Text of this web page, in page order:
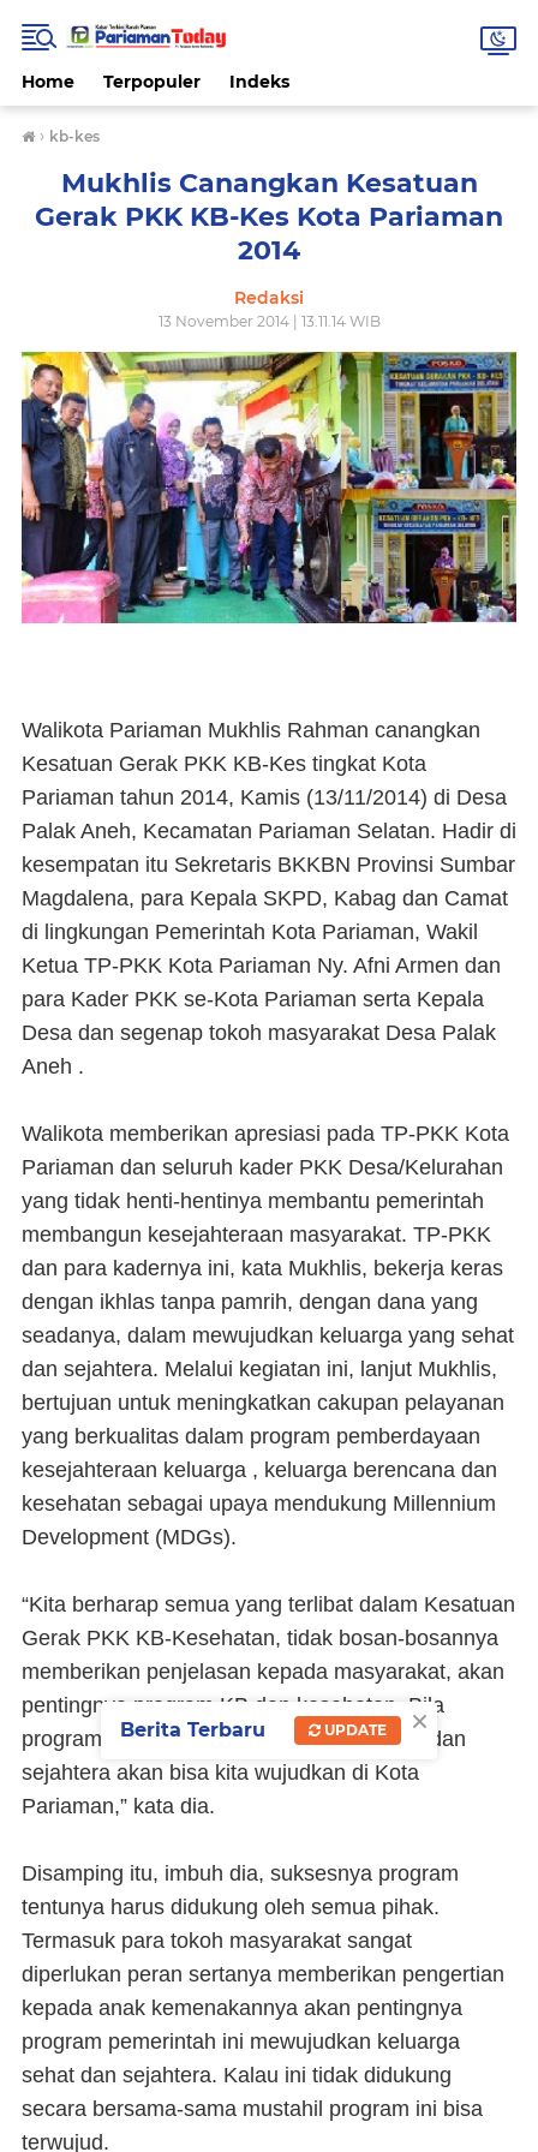
Home Terpopuler Indeks
› kb-kes
Mukhlis Canangkan Kesatuan
Gerak PKK KB-Kes Kota Pariaman
2014
Redaksi
13 November 2014 | 13.11.14 WIB
Walikota Pariaman Mukhlis Rahman canangkan
Kesatuan Gerak PKK KB-Kes tingkat Kota
Pariaman tahun 2014, Kamis (13/11/2014) di Desa
Palak Aneh, Kecamatan Pariaman Selatan. Hadir di
kesempatan itu Sekretaris BKKBN Provinsi Sumbar
Magdalena, para Kepala SKPD, Kabag dan Camat
di lingkungan Pemerintah Kota Pariaman, Wakil
Ketua TP-PKK Kota Pariaman Ny. Afni Armen dan
para Kader PKK se-Kota Pariaman serta Kepala
Desa dan segenap tokoh masyarakat Desa Palak
Aneh .
Walikota memberikan apresiasi pada TP-PKK Kota
Pariaman dan seluruh kader PKK Desa/Kelurahan
yang tidak henti-hentinya membantu pemerintah
membangun kesejahteraan masyarakat. TP-PKK
dan para kadernya ini, kata Mukhlis, bekerja keras
dengan ikhlas tanpa pamrih, dengan dana yang
seadanya, dalam mewujudkan keluarga yang sehat
dan sejahtera. Melalui kegiatan ini, lanjut Mukhlis,
bertujuan untuk meningkatkan cakupan pelayanan
yang berkualitas dalam program pemberdayaan
kesejahteraan keluarga , keluarga berencana dan
kesehatan sebagai upaya mendukung Millennium
Development (MDGs).
“Kita berharap semua yang terlibat dalam Kesatuan
Gerak PKK KB-Kesehatan, tidak bosan-bosannya
memberikan penjelasan kepada masyarakat, akan
pentingnya program KB dan kesehatan. Bila
program ini jalan, tentunya keluarga sehat dan
sejahtera akan bisa kita wujudkan di Kota
Pariaman,” kata dia.
Disamping itu, imbuh dia, suksesnya program
tentunya harus didukung oleh semua pihak.
Termasuk para tokoh masyarakat sangat
diperlukan peran sertanya memberikan pengertian
kepada anak kemenakannya akan pentingnya
program pemerintah ini mewujudkan keluarga
sehat dan sejahtera. Kalau ini tidak didukung
secara bersama-sama mustahil program ini bisa
terwujud.
×
Berita Terbaru UPDATE